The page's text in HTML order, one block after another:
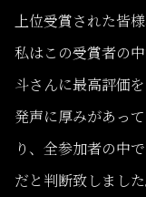
上位受賞された皆
私はこの受賞者の
斗さんに最高評価を
発声に厚みがあっ
り、全参加者の中
だと判断致しました